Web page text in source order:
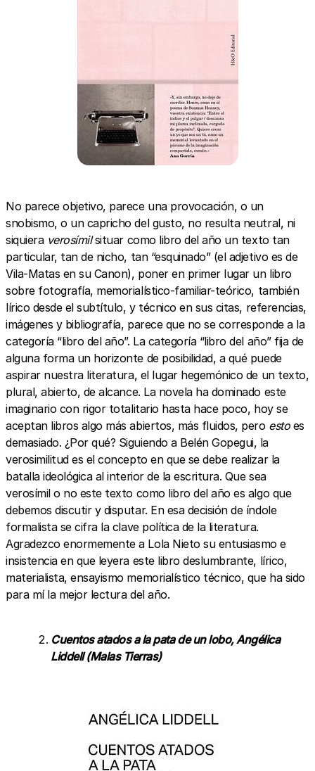
No parece objetivo, parece una provocación, o un
snobismo, o un capricho del gusto, no resulta neutral, ni
siquiera verosímilsituar como libro del año un texto tan
particular, tan de nicho, tan “esquinado” (el adjetivo es de
Vila-Matas en su Canon), poner en primer lugar un libro
sobre fotografía, memorialístico-familiar-teórico, también
lírico desde el subtítulo, y técnico en sus citas, referencias,
imágenes y bibliografía, parece que no se corresponde a la
categoría “libro del año”. La categoría “libro del año” fija de
alguna forma un horizonte de posibilidad, a qué puede
aspirar nuestra literatura, el lugar hegemónico de un texto,
plural, abierto, de alcance. La novela ha dominado este
imaginario con rigor totalitario hasta hace poco, hoy se
aceptan libros algo más abiertos, más fluidos, pero esto es
demasiado. ¿Por qué? Siguiendo a Belén Gopegui, la
verosimilitud es el concepto en que se debe realizar la
batalla ideológica al interior de la escritura. Que sea
verosímil o no este texto como libro del año es algo que
debemos discutir y disputar. En esa decisión de índole
formalista se cifra la clave política de la literatura.
Agradezco enormemente a Lola Nieto su entusiasmo e
insistencia en que leyera este libro deslumbrante, lírico,
materialista, ensayismo memorialístico técnico, que ha sido
para mí la mejor lectura del año.
Cuentos atados a la pata de un lobo, Angélica
Liddell (Malas Tierras)